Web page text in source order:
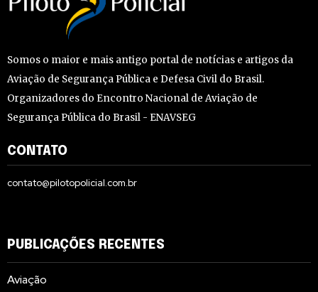
Somos o maior e mais antigo portal de notícias e artigos da
Aviação de Segurança Pública e Defesa Civil do Brasil.
Organizadores do Encontro Nacional de Aviação de
Segurança Pública do Brasil - ENAVSEG
CONTATO
contato@pilotopolicial.com.br
PUBLICAÇÕES RECENTES
Aviação